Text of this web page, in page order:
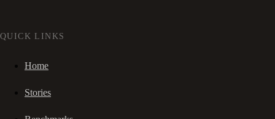
QUICK LINKS
Home
Stories